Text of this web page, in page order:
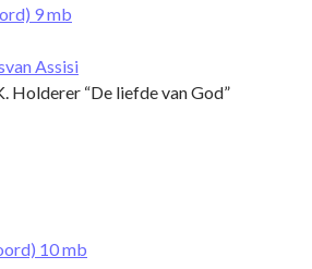
9 mb
Assisi
Holderer “De liefde van God”
10 mb